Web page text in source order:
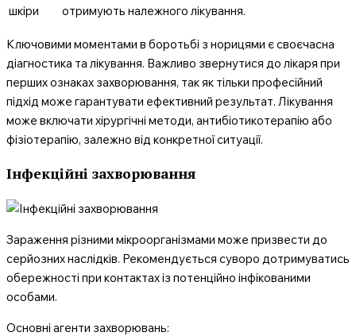
шкіри
отримують належного лікування.
Ключовими моментами в боротьбі з норицями є своєчасна
діагностика та лікування. Важливо звернутися до лікаря при
перших ознаках захворювання, так як тільки професійний
підхід може гарантувати ефективний результат. Лікування
може включати хірургічні методи, антибіотикотерапію або
фізіотерапію, залежно від конкретної ситуації.
Інфекційні захворювання
Зараження різними мікроорганізмами може призвести до
серйозних наслідків. Рекомендується суворо дотримуватись
обережності при контактах із потенційно інфікованими
особами.
Основні агенти захворювань: